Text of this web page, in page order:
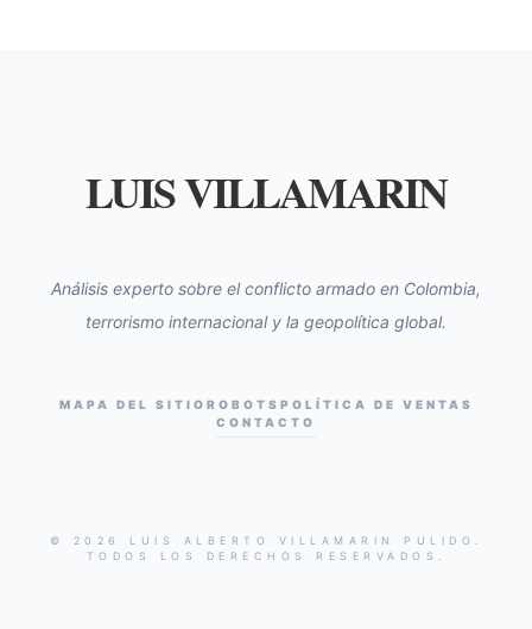
LUIS VILLAMARIN
Análisis experto sobre el conflicto armado en Colombia,
terrorismo internacional y la geopolítica global.
MAPA DEL SITIO ROBOTS POLÍTICA DE VENTAS
CONTACTO
© 2026 LUIS ALBERTO VILLAMARIN PULIDO.
TODOS LOS DERECHOS RESERVADOS.